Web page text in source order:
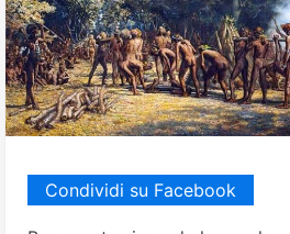
Condividi su Facebook